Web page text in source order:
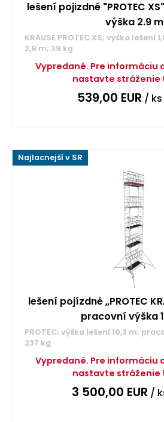
lešení pojizdné "PROTEC
výška 2.9 m
KRAUSE PROTEC XS; výška lešení
2,9 m; 39 kg
Vypredané. Pre informáciu
nastavte stráženie
539,00 EUR / ks
Najlacnejší v SR
lešení pojízdné „PROTEC
pracovní výška
PROTEC; výška lešení 10,3 m;
237 kg
Vypredané. Pre informáciu
nastavte stráženie
3 500,00 EUR /